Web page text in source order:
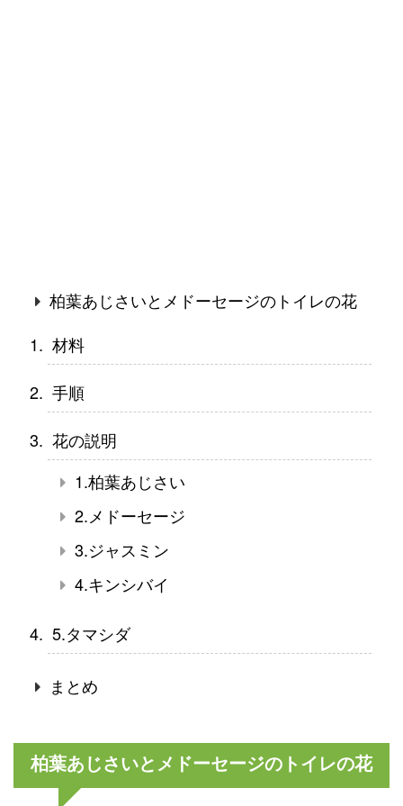
柏葉あじさいとメドーセージのトイレの花
材料
手順
花の説明
1.柏葉あじさい
2.メドーセージ
3.ジャスミン
4.キンシバイ
5.タマシダ
まとめ
柏葉あじさいとメドーセージのトイレの花